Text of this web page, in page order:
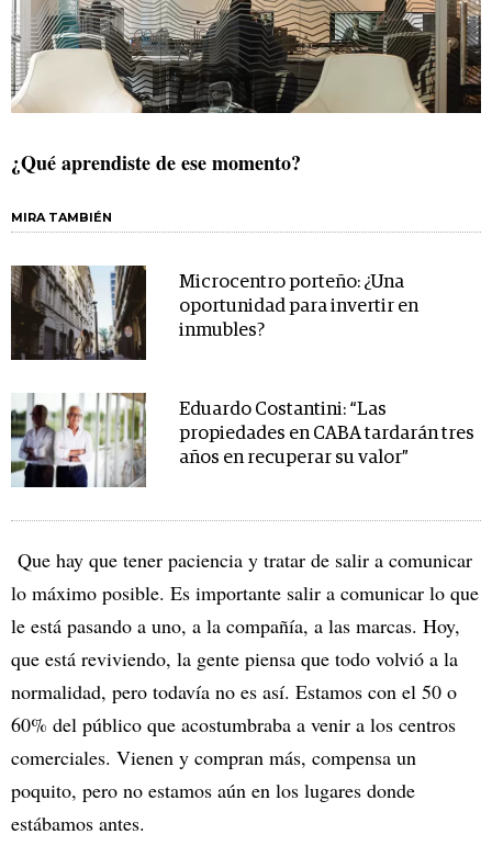
¿Qué aprendiste de ese momento?
MIRA TAMBIÉN
Microcentro porteño: ¿Una
oportunidad para invertir en
inmubles?
Eduardo Costantini: “Las
propiedades en CABA tardarán tres
años en recuperar su valor”
Que hay que tener paciencia y tratar de salir a comunicar
lo máximo posible. Es importante salir a comunicar lo que
le está pasando a uno, a la compañía, a las marcas. Hoy,
que está reviviendo, la gente piensa que todo volvió a la
normalidad, pero todavía no es así. Estamos con el 50 o
60% del público que acostumbraba a venir a los centros
comerciales. Vienen y compran más, compensa un
poquito, pero no estamos aún en los lugares donde
estábamos antes.